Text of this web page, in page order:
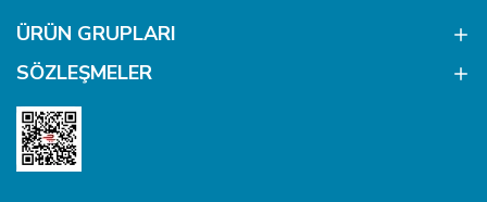
ÜRÜN GRUPLARI
SÖZLEŞMELER